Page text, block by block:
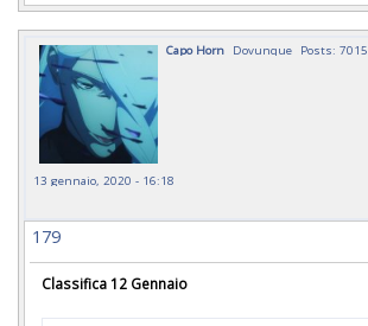
Capo Horn Dovunque Posts: 7015
13 gennaio, 2020 - 16:18
179
Classifica 12 Gennaio